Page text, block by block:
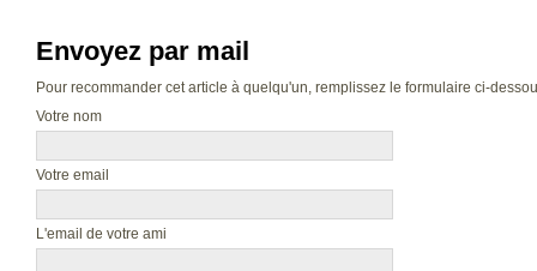
Envoyez par mail
Pour recommander cet article à quelqu'un, remplissez le formulaire ci-
Votre nom
Votre email
L'email de votre ami